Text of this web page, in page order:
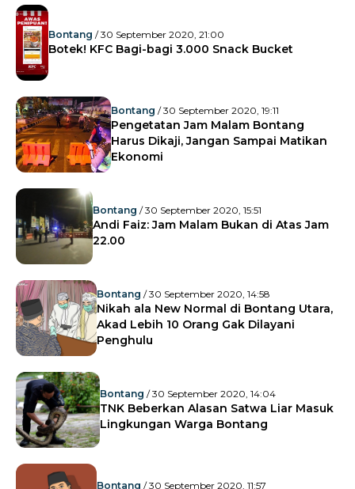
Bontang / 30 September 2020, 21:00
Botek! KFC Bagi-bagi 3.000 Snack Bucket
Bontang / 30 September 2020, 19:11
Pengetatan Jam Malam Bontang
Harus Dikaji, Jangan Sampai Matikan
Ekonomi
Bontang / 30 September 2020, 15:51
Andi Faiz: Jam Malam Bukan di Atas Jam
22.00
Bontang / 30 September 2020, 14:58
Nikah ala New Normal di Bontang Utara,
Akad Lebih 10 Orang Gak Dilayani
Penghulu
Bontang / 30 September 2020, 14:04
TNK Beberkan Alasan Satwa Liar Masuk
Lingkungan Warga Bontang
Bontang / 30 September 2020, 11:57